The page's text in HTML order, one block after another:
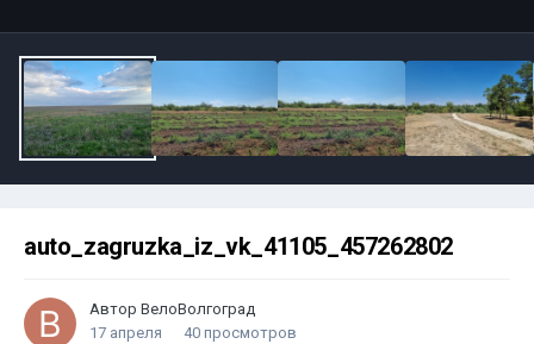
auto_zagruzka_iz_vk_41105_457262802
Автор ВелоВолгоград
17 апреля
40 просмотров